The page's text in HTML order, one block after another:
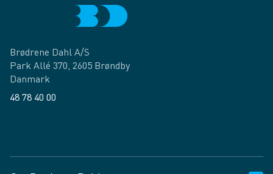
Brødrene Dahl A/S
Park Allé 370, 2605 Brøndby
Danmark
48 78 40 00